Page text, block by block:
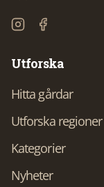
Utforska
Hitta gårdar
Utforska regioner
Kategorier
Nyheter